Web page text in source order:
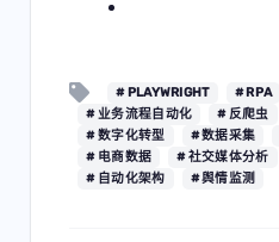
# PLAYWRIGHT # RPA
# 业务流程自动化
# 反爬虫
# 数字化转型
# 数据采集
# 电商数据
# 社交媒体分析
# 自动化架构
# 舆情监测